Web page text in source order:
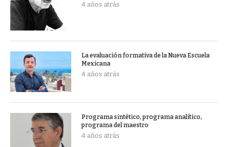
4 años atrás
La evaluación formativa de la Nueva Escuela
Mexicana
4 años atrás
Programa sintético, programa analítico,
programa del maestro
4 años atrás